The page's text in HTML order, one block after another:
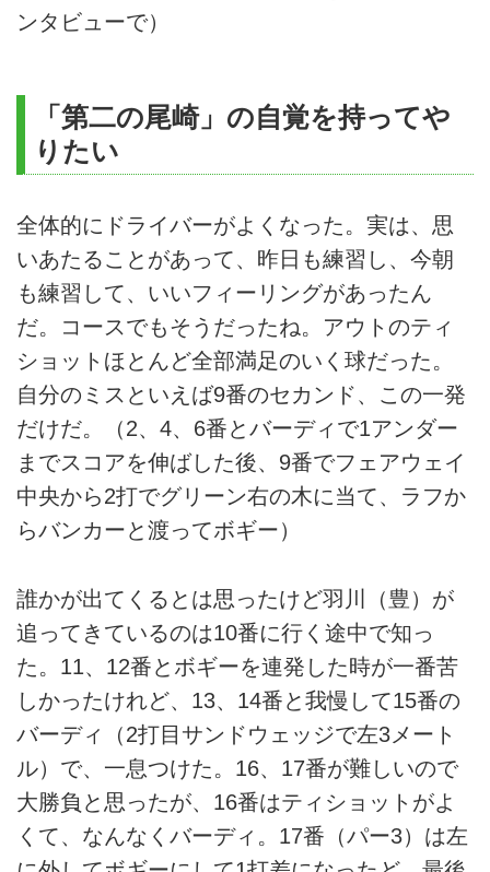
ンタビューで）
「第二の尾崎」の自覚を持ってや
りたい
全体的にドライバーがよくなった。実は、思
いあたることがあって、昨日も練習し、今朝
も練習して、いいフィーリングがあったん
だ。コースでもそうだったね。アウトのティ
ショットほとんど全部満足のいく球だった。
自分のミスといえば9番のセカンド、この一発
だけだ。（2、4、6番とバーディで1アンダー
までスコアを伸ばした後、9番でフェアウェイ
中央から2打でグリーン右の木に当て、ラフか
らバンカーと渡ってボギー）
誰かが出てくるとは思ったけど羽川（豊）が
追ってきているのは10番に行く途中で知っ
た。11、12番とボギーを連発した時が一番苦
しかったけれど、13、14番と我慢して15番の
バーディ（2打目サンドウェッジで左3メート
ル）で、一息つけた。16、17番が難しいので
大勝負と思ったが、16番はティショットがよ
くて、なんなくバーディ。17番（パー3）は左